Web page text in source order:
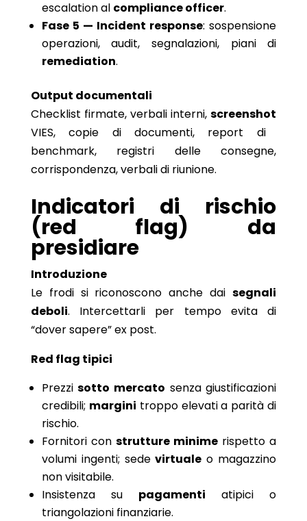
escalation al compliance officer.
Fase 5 — Incident response: sospensione
operazioni, audit, segnalazioni, piani di
remediation.
Output documentali
Checklist firmate, verbali interni,screenshot
VIES, copie di documenti, report di
benchmark, registri delle consegne,
corrispondenza, verbali di riunione.
Indicatori di rischio
(red flag) da
presidiare
Introduzione
Le frodi si riconoscono anche daisegnali
deboli. Intercettarli per tempo evita di
“dover sapere” ex post.
Red flag tipici
Prezzisotto mercato senza giustificazioni
credibili; margini troppo elevati a parità di
rischio.
Fornitori con strutture minime rispetto a
volumi ingenti; sedevirtuale o magazzino
non visitabile.
Insistenza su pagamenti atipici o
triangolazioni finanziarie.